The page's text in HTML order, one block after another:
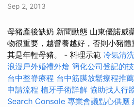
Sep 2, 2013
母豬產後缺奶 新聞動態 山東優諾威
物很重要，越營養越好，否則小豬
其是年輕母豬。 - 料理示範 冷氣清
浪漫戶外婚禮外燴 簡化公司登記的
台中整脊療程 台中筋膜放鬆療程推薦
申請流程 植牙手術詳解 協助找人行
Search Console 專業會議點心供應